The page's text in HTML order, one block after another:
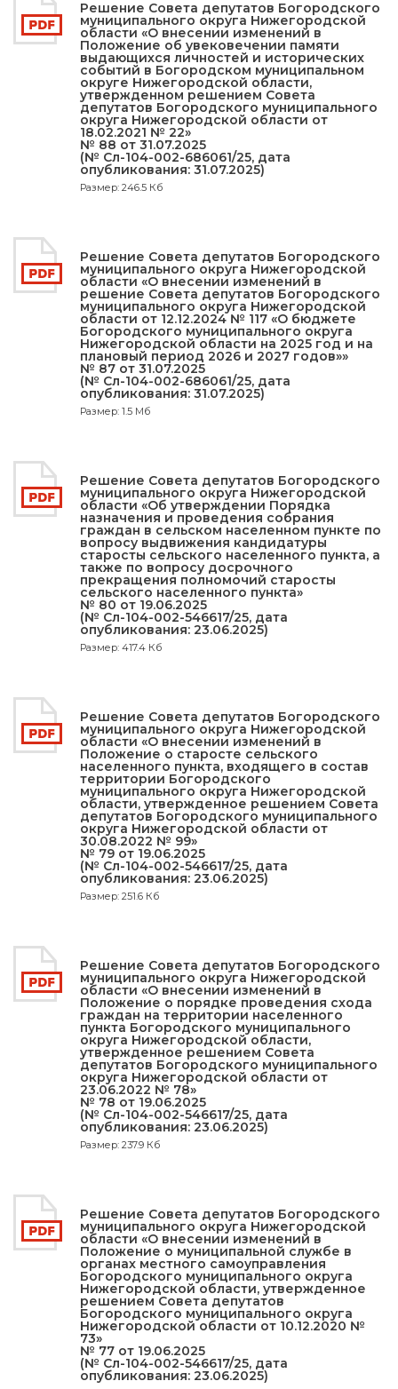
Решение Совета депутатов Богородского
муниципального округа Нижегородской
области «О внесении изменений в
Положение об увековечении памяти
выдающихся личностей и исторических
событий в Богородском муниципальном
округе Нижегородской области,
утвержденном решением Совета
депутатов Богородского муниципального
округа Нижегородской области от
18.02.2021 № 22»
№ 88 от 31.07.2025
(№ Сл-104-002-686061/25, дата
опубликования: 31.07.2025)
Размер: 246.5 Кб
Решение Совета депутатов Богородского
муниципального округа Нижегородской
области «О внесении изменений в
решение Совета депутатов Богородского
муниципального округа Нижегородской
области от 12.12.2024 № 117 «О бюджете
Богородского муниципального округа
Нижегородской области на 2025 год и на
плановый период 2026 и 2027 годов»»
№ 87 от 31.07.2025
(№ Сл-104-002-686061/25, дата
опубликования: 31.07.2025)
Размер: 1.5 Мб
Решение Совета депутатов Богородского
муниципального округа Нижегородской
области «Об утверждении Порядка
назначения и проведения собрания
граждан в сельском населенном пункте по
вопросу выдвижения кандидатуры
старосты сельского населенного пункта, а
также по вопросу досрочного
прекращения полномочий старосты
сельского населенного пункта»
№ 80 от 19.06.2025
(№ Сл-104-002-546617/25, дата
опубликования: 23.06.2025)
Размер: 417.4 Кб
Решение Совета депутатов Богородского
муниципального округа Нижегородской
области «О внесении изменений в
Положение о старосте сельского
населенного пункта, входящего в состав
территории Богородского
муниципального округа Нижегородской
области, утвержденное решением Совета
депутатов Богородского муниципального
округа Нижегородской области от
30.08.2022 № 99»
№ 79 от 19.06.2025
(№ Сл-104-002-546617/25, дата
опубликования: 23.06.2025)
Размер: 251.6 Кб
Решение Совета депутатов Богородского
муниципального округа Нижегородской
области «О внесении изменений в
Положение о порядке проведения схода
граждан на территории населенного
пункта Богородского муниципального
округа Нижегородской области,
утвержденное решением Совета
депутатов Богородского муниципального
округа Нижегородской области от
23.06.2022 № 78»
№ 78 от 19.06.2025
(№ Сл-104-002-546617/25, дата
опубликования: 23.06.2025)
Размер: 237.9 Кб
Решение Совета депутатов Богородского
муниципального округа Нижегородской
области «О внесении изменений в
Положение о муниципальной службе в
органах местного самоуправления
Богородского муниципального округа
Нижегородской области, утвержденное
решением Совета депутатов
Богородского муниципального округа
Нижегородской области от 10.12.2020 №
73»
№ 77 от 19.06.2025
(№ Сл-104-002-546617/25, дата
опубликования: 23.06.2025)